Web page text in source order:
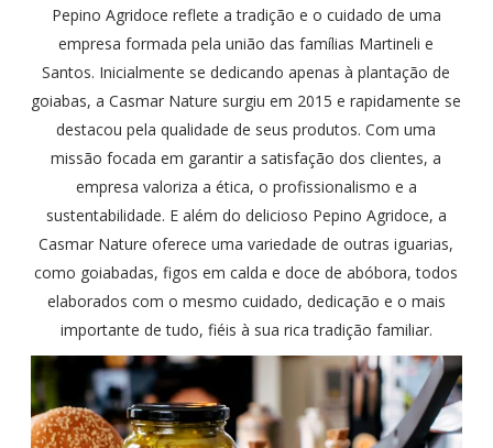
Pepino Agridoce reflete a tradição e o cuidado de uma
empresa formada pela união das famílias Martineli e
Santos. Inicialmente se dedicando apenas à plantação de
goiabas, a Casmar Nature surgiu em 2015 e rapidamente se
destacou pela qualidade de seus produtos. Com uma
missão focada em garantir a satisfação dos clientes, a
empresa valoriza a ética, o profissionalismo e a
sustentabilidade. E além do delicioso Pepino Agridoce, a
Casmar Nature oferece uma variedade de outras iguarias,
como goiabadas, figos em calda e doce de abóbora, todos
elaborados com o mesmo cuidado, dedicação e o mais
importante de tudo, fiéis à sua rica tradição familiar.